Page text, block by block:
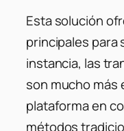
Esta solución
principales para
instancia, las
son mucho más
plataforma en
métodos